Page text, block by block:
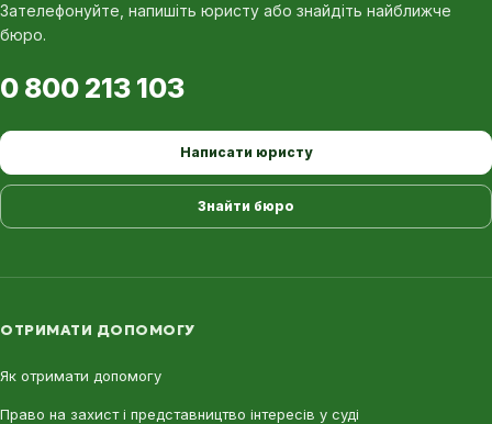
Зателефонуйте, напишіть юристу або знайдіть найближче
бюро.
0 800 213 103
Написати юристу
Знайти бюро
ОТРИМАТИ ДОПОМОГУ
Як отримати допомогу
Право на захист і представництво інтересів у суді